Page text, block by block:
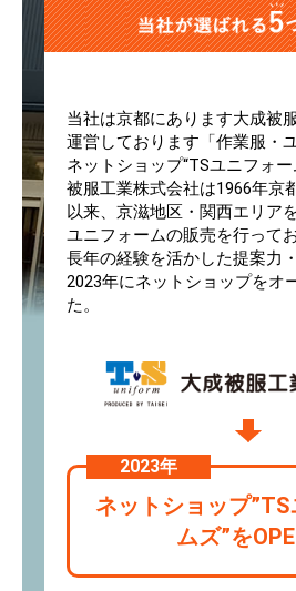
当社は京都にあります大成被
運営しております「作業服・
ネットショップ“TSユニフォ
被服工業株式会社は1966年京
以来、京滋地区・関西エリア
ユニフォームの販売を行って
長年の経験を活かした提案力
2023年にネットショップをオ
た。
2023年
ネットショップ
ムズ”を